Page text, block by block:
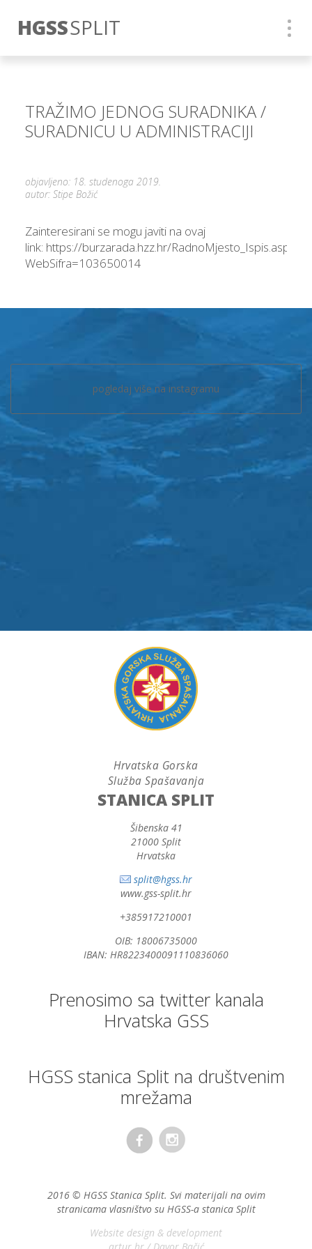
HGSSSPLIT
TRAŽIMO JEDNOG SURADNIKA /
SURADNICU U ADMINISTRACIJI
objavljeno: 18. studenoga 2019.
autor: Stipe Božić
Zainteresirani se mogu javiti na ovaj
link: https://burzarada.hzz.hr/RadnoMjesto_Ispis.aspx?
WebSifra=103650014
pogledaj više na instagramu
Hrvatska Gorska
Služba Spašavanja
STANICA SPLIT
Šibenska 41
21000 Split
Hrvatska
split@hgss.hr
www.gss-split.hr
+385917210001
OIB: 18006735000
IBAN: HR8223400091110836060
Prenosimo sa twitter kanala
Hrvatska GSS
HGSS stanica Split na društvenim
mrežama
2016 © HGSS Stanica Split. Svi materijali na ovim
stranicama vlasništvo su HGSS-a stanica Split
Website design & development